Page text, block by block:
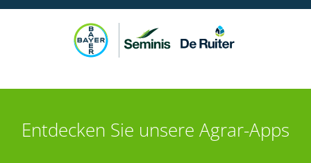
Entdecken Sie unsere Agrar-Apps